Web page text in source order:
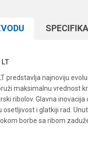
predstavlja najnoviju
maksimalnu vrednost
ribolov. Glavna
osetljivost i glatkiji rad.
borbe sa ribom